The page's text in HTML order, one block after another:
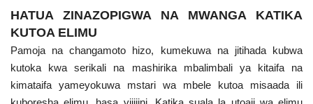
Nyaraka
Nafasi
HATUA ZINAZOPIGWA NA MWANGA KATIKA
KUTOA ELIMU
Pamoja na changamoto hizo, kumekuwa na jitihada kubwa
kutoka kwa serikali na mashirika mbalimbali ya kitaifa na
kimataifa yameyokuwa mstari wa mbele kutoa misaada ili